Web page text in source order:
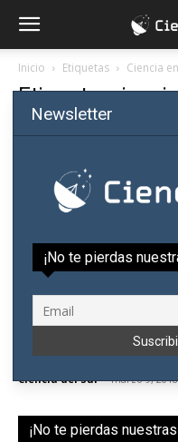
Inicio Etiquetas Ciencia
Etiqueta:
Ciencia del Sur
científica a Radio
Ciencia del Sur - marzo 9, 2018
¡No te pierdas
Newsletter
¡No te pierdas